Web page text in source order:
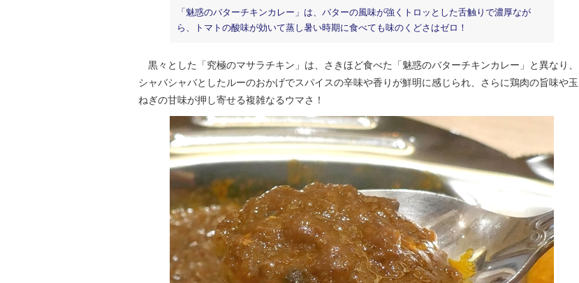
「魅惑のバターチキンカレー」は、バターの風味が強くトロッとした舌触りで濃厚なが
ら、トマトの酸味が効いて蒸し暑い時期に食べても味のくどさはゼロ！
黒々とした「究極のマサラチキン」は、さきほど食べた「魅惑のバターチキンカレー」と異なり、
シャバシャバとしたルーのおかげでスパイスの辛味や香りが鮮明に感じられ、さらに鶏肉の旨味や玉
ねぎの甘味が押し寄せる複雑なるウマさ！